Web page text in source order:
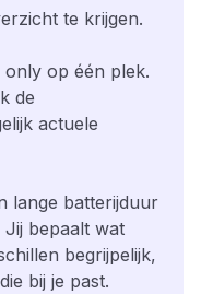
te krijgen.
op één plek.
de
actuele
lange batterijduur
bepaalt wat
begrijpelijk,
bij je past.